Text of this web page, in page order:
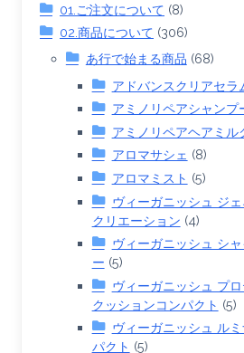
01.ご注文について (8)
02.商品について (306)
あ行で始まる商品 (68)
アドバンスクリアセラ
アミノリペアシャンプ
アミノリペアヘアミル
アロマサシェ (8)
アロマミスト (5)
ヴィーガニッシュ ジ
クリエーション (4)
ヴィーガニッシュ シ
ー (5)
ヴィーガニッシュ プ
クッションコンパクト (5)
ヴィーガニッシュ ル
パクト (5)